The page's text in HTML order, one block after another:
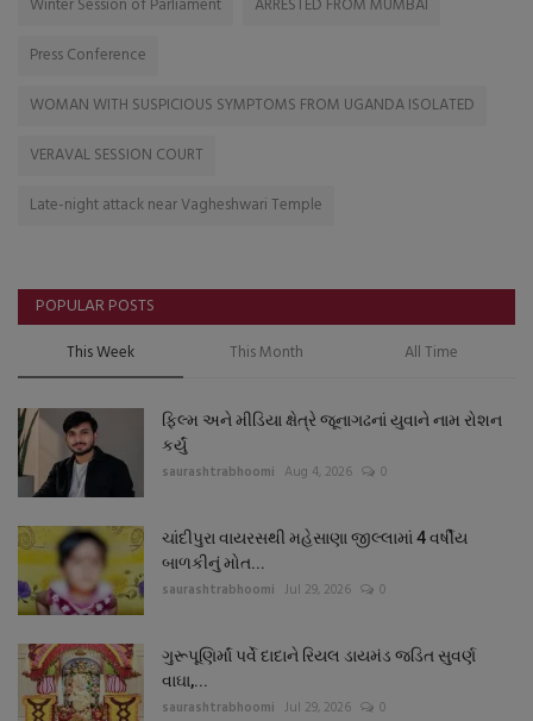
Winter Session of Parliament
ARRESTED FROM MUMBAI
Press Conference
WOMAN WITH SUSPICIOUS SYMPTOMS FROM UGANDA ISOLATED
VERAVAL SESSION COURT
Late-night attack near Vagheshwari Temple
POPULAR POSTS
This Week This Month All Time
ફિલ્મ અને મીડિયા ક્ષેત્રે જૂનાગઢનાં યુવાને નામ રોશન
કર્યું
saurashtrabhoomi Aug 4, 2026 0
ચાંદીપુરા વાયરસથી મહેસાણા જીલ્લામાં 4 વર્ષીય
બાળકીનું મોત...
saurashtrabhoomi Jul 29, 2026 0
ગુરૂપૂણિર્માં પર્વે દાદાને રિયલ ડાયમંડ જડિત સુવર્ણ
વાઘા,...
saurashtrabhoomi Jul 29, 2026 0